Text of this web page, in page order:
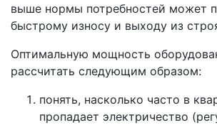
выше нормы потребностей может
быстрому износу и выходу из
Оптимальную мощность
рассчитать следующим образом:
понять, насколько часто в
пропадает электричество